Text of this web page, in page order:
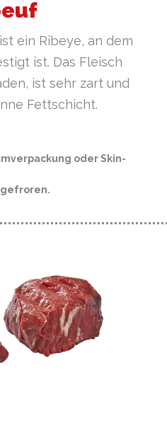
ein Ribeye, an dem
ist. Das Fleisch
ist sehr zart und
Fettschicht.
oder Skin-